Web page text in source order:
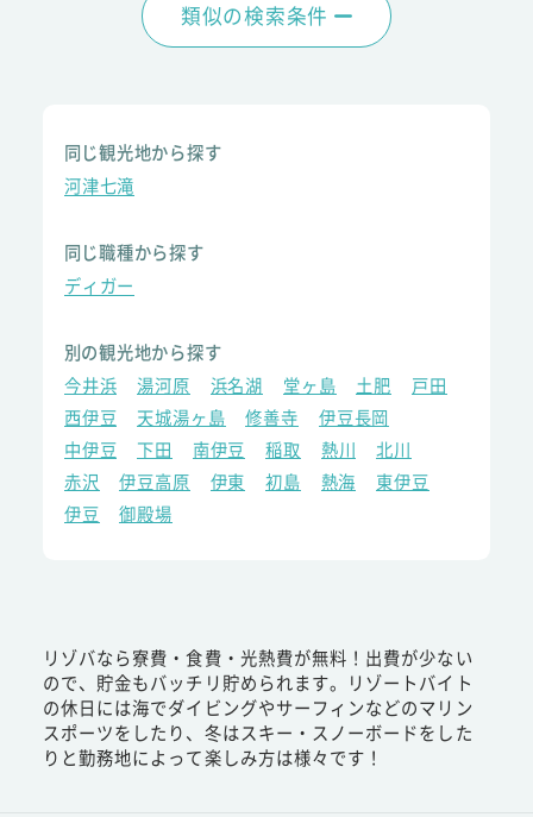
類似の検索条件
同じ観光地から探す
河津七滝
同じ職種から探す
ディガー
別の観光地から探す
今井浜
湯河原 浜名湖 堂ヶ島 土肥
戸田
西伊豆
天城湯ヶ島 修善寺
伊豆長岡
中伊豆
下田 南伊豆 稲取 熱川
北川
赤沢
伊豆高原 伊東 初島 熱海
東伊豆
伊豆
御殿場
リゾバなら寮費・食費・光熱費が無料！出費が少ない
ので、貯金もバッチリ貯められます。リゾートバイト
の休日には海でダイビングやサーフィンなどのマリン
スポーツをしたり、冬はスキー・スノーボードをした
りと勤務地によって楽しみ方は様々です！